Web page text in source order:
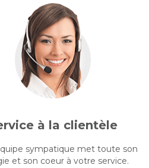
à la clientèle
sympatique met toute son
et son coeur à votre service.